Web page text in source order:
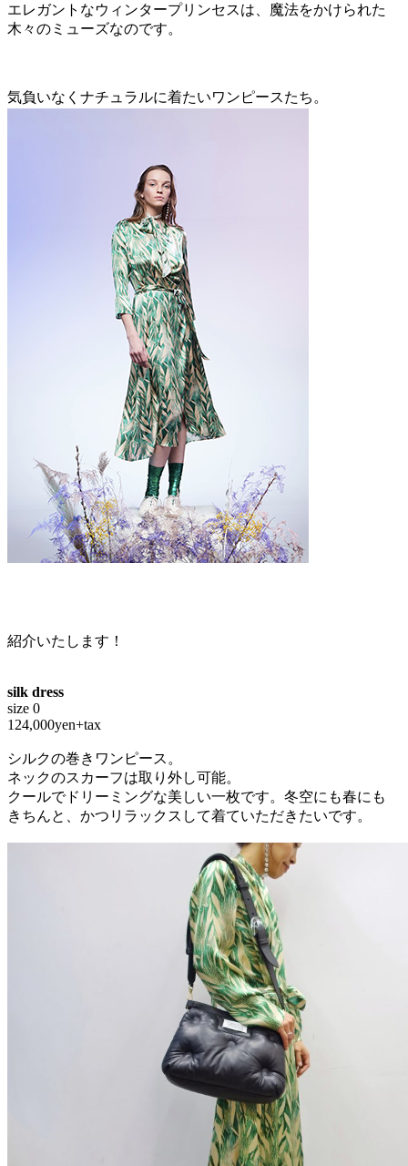
エレガントなウィンタープリンセスは、魔法をかけられた
木々のミューズなのです。
気負いなくナチュラルに着たいワンピースたち。
紹介いたします！
silk dress
size 0
124,000yen+tax
シルクの巻きワンピース。
ネックのスカーフは取り外し可能。
クールでドリーミングな美しい一枚です。冬空にも春にも
きちんと、かつリラックスして着ていただきたいです。